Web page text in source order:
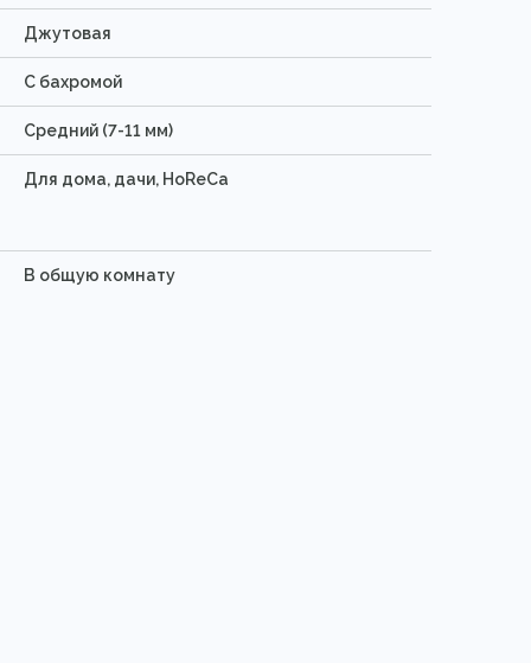
Джутовая
C бахромой
Средний (7-11 мм)
Для дома, дачи, HoReCa
В общую комнату